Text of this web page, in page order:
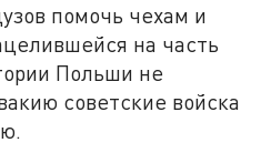
помочь чехам и
на часть
Польши не
советские войска